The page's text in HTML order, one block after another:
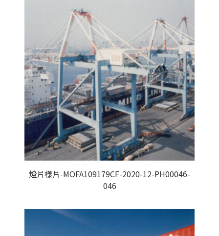
燈片樣片-MOFA109179CF-2020-12-PH00046-
046